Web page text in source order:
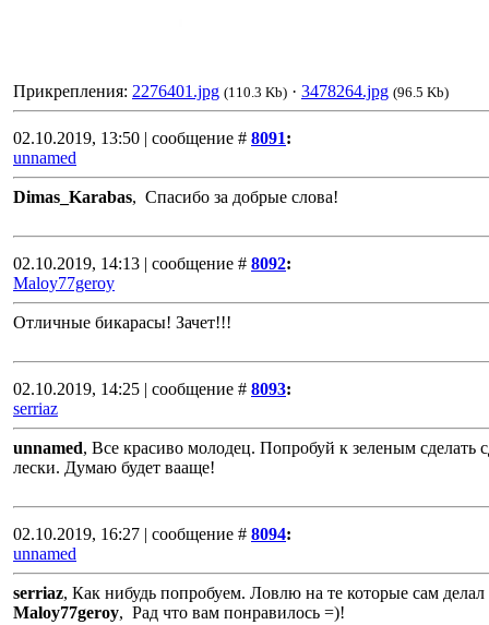
Прикрепления: 2276401.jpg (110.3 Kb) · 3478264.jpg (96.5 Kb)
02.10.2019, 13:50 | сообщение # 8091:
unnamed
Dimas_Karabas, Спасибо за добрые слова!
02.10.2019, 14:13 | сообщение # 8092:
Maloy77geroy
Отличные бикарасы! Зачет!!!
02.10.2019, 14:25 | сообщение # 8093:
serriaz
unnamed, Все красиво молодец. Попробуй к зеленым сделать
лески. Думаю будет вааще!
02.10.2019, 16:27 | сообщение # 8094:
unnamed
serriaz, Как нибудь попробуем. Ловлю на те которые сам
Maloy77geroy, Рад что вам понравилось =)!